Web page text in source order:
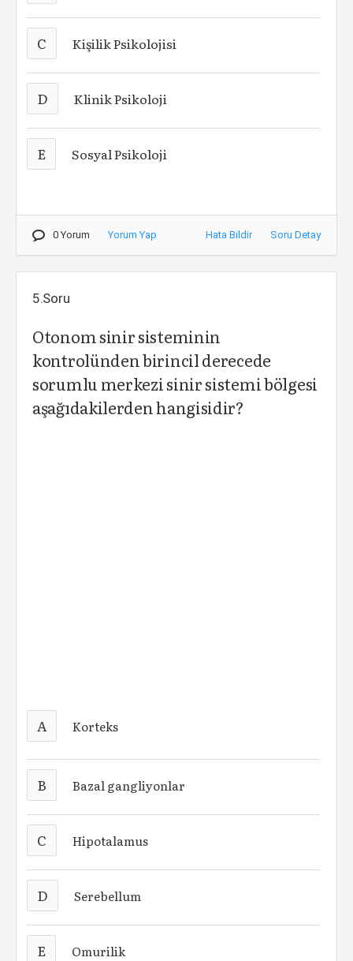
C Kişilik Psikolojisi
D Klinik Psikoloji
E Sosyal Psikoloji
0 Yorum Yorum Yap Hata Bildir Soru Detay
5.Soru
Otonom sinir sisteminin
kontrolünden birincil derecede
sorumlu merkezi sinir sistemi bölgesi
aşağıdakilerden hangisidir?
A Korteks
B Bazal gangliyonlar
C Hipotalamus
D Serebellum
E Omurilik